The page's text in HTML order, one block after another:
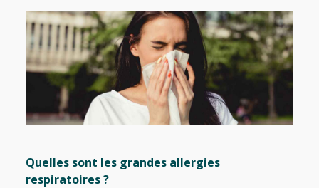
Quelles sont les grandes allergies
respiratoires ?